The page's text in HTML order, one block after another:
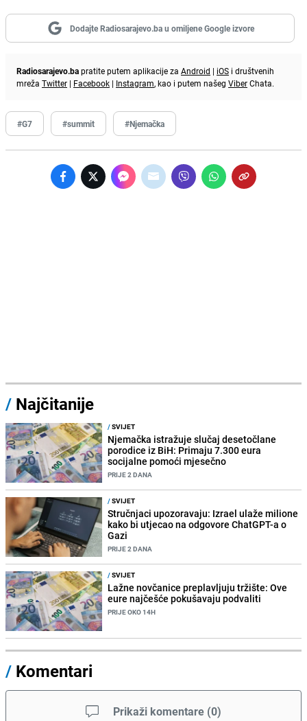
Dodajte Radiosarajevo.ba u omiljene Google izvore
Radiosarajevo.bapratite putem aplikacije za Android | iOS i društvenih
mreža Twitter | Facebook | Instagram, kao i putem našeg ViberChata.
#G7 #summit #Njemačka
/ Najčitanije
/SVIJET
Njemačka istražuje slučaj desetočlane
porodice iz BiH: Primaju 7.300 eura
socijalne pomoći mjesečno
PRIJE 2 DANA
/SVIJET
Stručnjaci upozoravaju: Izrael ulaže milione
kako bi utjecao na odgovore ChatGPT-a o
Gazi
PRIJE 2 DANA
/SVIJET
Lažne novčanice preplavljuju tržište: Ove
eure najčešće pokušavaju podvaliti
PRIJE OKO 14H
/ Komentari
Prikaži komentare (0)